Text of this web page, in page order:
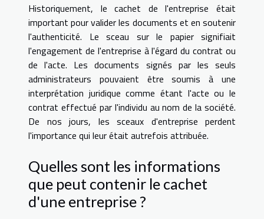
Historiquement, le cachet de l'entreprise était
important pour valider les documents et en soutenir
l'authenticité. Le sceau sur le papier signifiait
l'engagement de l'entreprise à l'égard du contrat ou
de l'acte. Les documents signés par les seuls
administrateurs pouvaient être soumis à une
interprétation juridique comme étant l'acte ou le
contrat effectué par l'individu au nom de la société.
De nos jours, les sceaux d'entreprise perdent
l'importance qui leur était autrefois attribuée.
Quelles sont les informations
que peut contenir le cachet
d'une entreprise ?